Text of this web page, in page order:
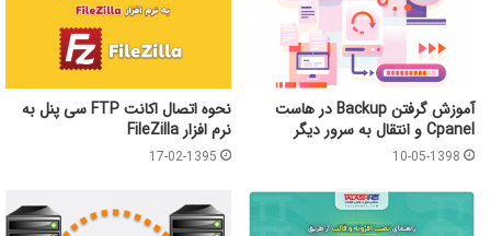
آموزش گرفتن Backup در هاست
Cpanel و انتقال به سرور دیگر
10-05-1398
نحوه اتصال اکانت FTP سی پنل به
نرم افزار FileZilla
17-02-1395